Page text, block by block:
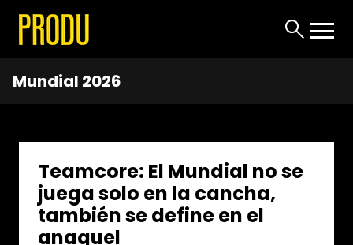
Mundial 2026
Teamcore: El Mundial no se
juega solo en la cancha,
también se define en el
anaquel